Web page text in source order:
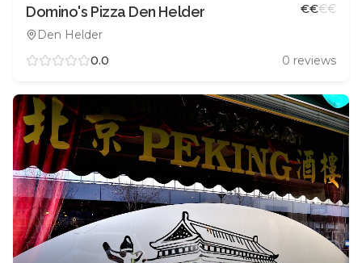
Domino's Pizza Den Helder
Den Helder
€€€€
0.0 0 reviews